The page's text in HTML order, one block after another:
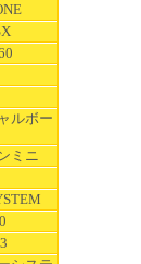
ルボー
ミニ